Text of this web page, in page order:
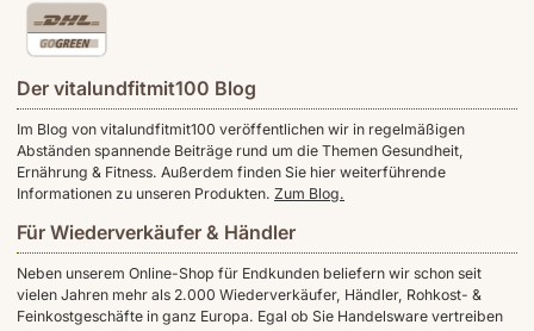
Der vitalundfitmit100 Blog
Im Blog von vitalundfitmit100 veröffentlichen wir in regelmäßigen
Abständen spannende Beiträge rund um die Themen Gesundheit,
Ernährung & Fitness. Außerdem finden Sie hier weiterführende
Informationen zu unseren Produkten. Zum Blog.
Für Wiederverkäufer & Händler
Neben unserem Online-Shop für Endkunden beliefern wir schon seit
vielen Jahren mehr als 2.000 Wiederverkäufer, Händler, Rohkost- &
Feinkostgeschäfte in ganz Europa. Egal ob Sie Handelsware vertreiben